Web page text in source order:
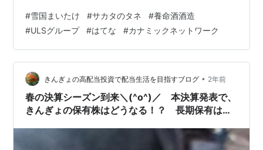
ズンを通過したため、きんぎょが保有している個別株の
状況をご紹介していきたいと思います(^^♪ ①1375 雪国
まいたけ ②1377 サカタのタネ ③2540 養命酒酒造
④3798 ULSグループ ⑤3930 はてな ⑥3939 カナミ
ックネットワーク まとめ ①1375 雪国ま…
#雪国まいたけ #サカタのタネ #養命酒酒造
#ULSグループ #はてな #カナミックネットワーク
きんぎょの高配当投資で配当生活を目指すブログ • 2年前
春の決算シーズン到来＼(^o^)／ 本決算発表で、
きんぎょの保有株はどうなる！？ 長期保有は報